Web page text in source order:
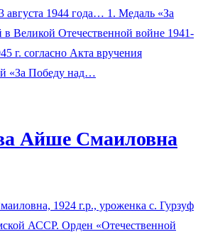
августа 1944 года… 1. Медаль «За
Великой Отечественной войне 1941-
г. согласно Акта вручения
«За Победу над…
Айше Смаиловна
1924 г.р., уроженка с. Гурзуф
АССР. Орден «Отечественной